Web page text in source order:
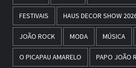
FESTIVAIS HAUS DECOR SHOW
JOÃO ROCK MODA MÚSICA
O PICAPAU AMARELO PAPO JOÃO